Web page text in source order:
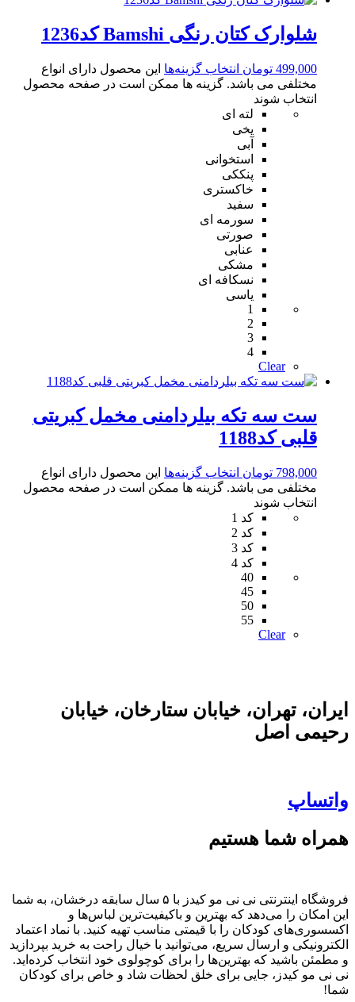
شلوارک کتان رنگی Bamshi کد1236
499,000 تومان انتخاب گزینه‌ها این محصول دارای انواع
مختلفی می باشد. گزینه ها ممکن است در صفحه محصول
انتخاب شوند
لته ای
یخی
آبی
استخوانی
پنککی
خاکستری
سفید
سورمه ای
صورتی
عنابی
مشکی
نسکافه ای
یاسی
1
2
3
4
Clear
ست سه تکه بیلردامنی مخمل کبریتی
قلبی کد1188
798,000 تومان انتخاب گزینه‌ها این محصول دارای انواع
مختلفی می باشد. گزینه ها ممکن است در صفحه محصول
انتخاب شوند
کد 1
کد 2
کد 3
کد 4
40
45
50
55
Clear
ایران، تهران، خیابان ستارخان، خیابان
رحیمی اصل
واتساپ
همراه شما هستیم
فروشگاه اینترنتی نی نی مو کیدز با ۵ سال سابقه درخشان، به شما
این امکان را می‌دهد که بهترین و باکیفیت‌ترین لباس‌ها و
اکسسوری‌های کودکان را با قیمتی مناسب تهیه کنید. با نماد اعتماد
الکترونیکی و ارسال سریع، می‌توانید با خیال راحت به خرید بپردازید
و مطمئن باشید که بهترین‌ها را برای کوچولوی خود انتخاب کرده‌اید.
نی نی مو کیدز، جایی برای خلق لحظات شاد و خاص برای کودکان
شما!